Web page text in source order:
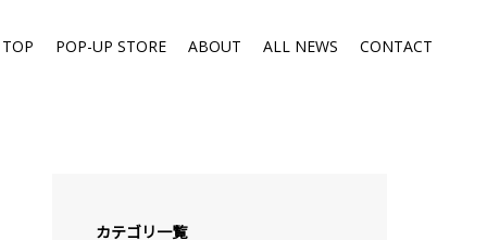
TOP POP-UP STORE ABOUT ALL NEWS CONTACT
カテゴリ一覧